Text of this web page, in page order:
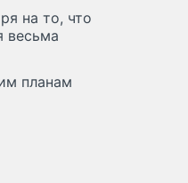
на то, что
весьма
планам